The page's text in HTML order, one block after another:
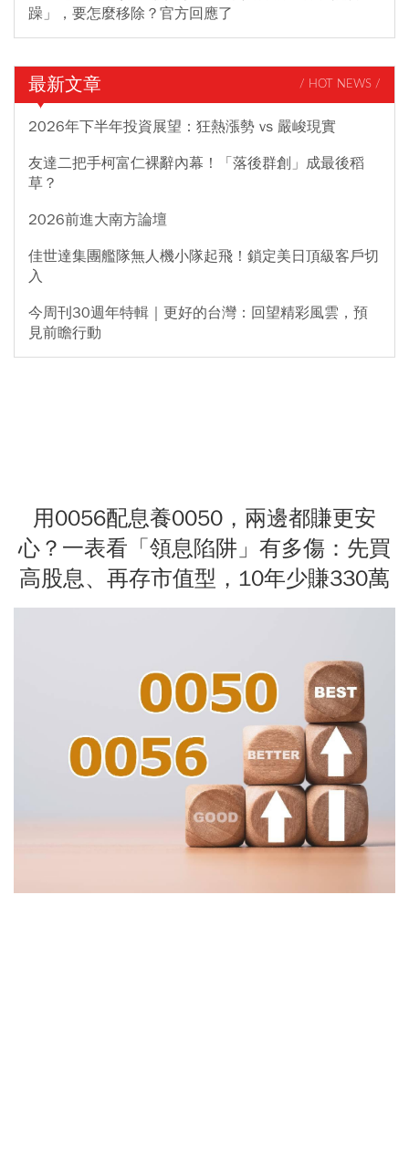
躁」，要怎麼移除？官方回應了
最新文章 / HOT NEWS /
2026年下半年投資展望：狂熱漲勢 vs 嚴峻現實
友達二把手柯富仁裸辭內幕！「落後群創」成最後稻
草？
2026前進大南方論壇
佳世達集團艦隊無人機小隊起飛！鎖定美日頂級客戶切
入
今周刊30週年特輯｜更好的台灣：回望精彩風雲，預
見前瞻行動
用0056配息養0050，兩邊都賺更安
心？一表看「領息陷阱」有多傷：先買
高股息、再存市值型，10年少賺330萬